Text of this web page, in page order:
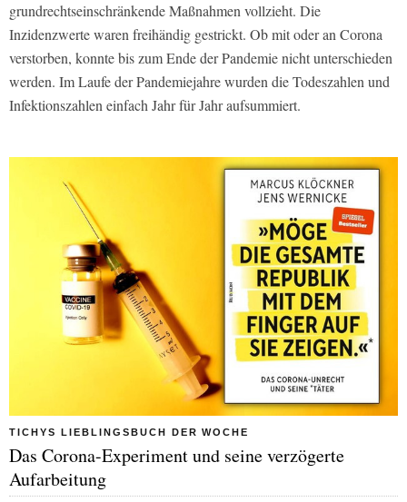
grundrechtseinschränkende Maßnahmen vollzieht. Die
Inzidenzwerte waren freihändig gestrickt. Ob mit oder an Corona
verstorben, konnte bis zum Ende der Pandemie nicht unterschieden
werden. Im Laufe der Pandemiejahre wurden die Todeszahlen und
Infektionszahlen einfach Jahr für Jahr aufsummiert.
TICHYS LIEBLINGSBUCH DER WOCHE
Das Corona-Experiment und seine verzögerte
Aufarbeitung